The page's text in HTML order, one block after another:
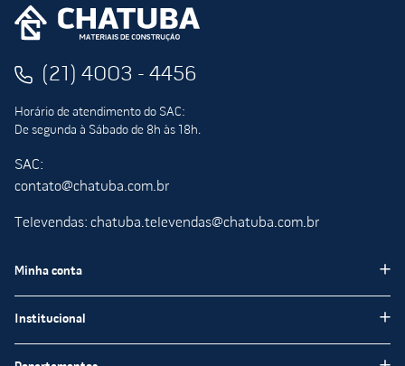
(21) 4003 - 4456
Horário de atendimento do SAC:
De segunda à Sábado de 8h às 18h.
SAC:
contato@chatuba.com.br
Televendas: chatuba.televendas@chatuba.com.br
Minha conta
Institucional